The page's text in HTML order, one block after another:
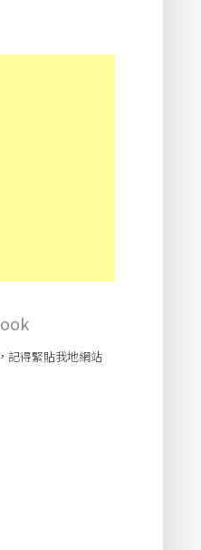
記得緊貼我地網站